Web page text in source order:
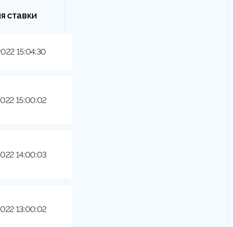
ставки
15:04:30
15:00:02
14:00:03
13:00:02